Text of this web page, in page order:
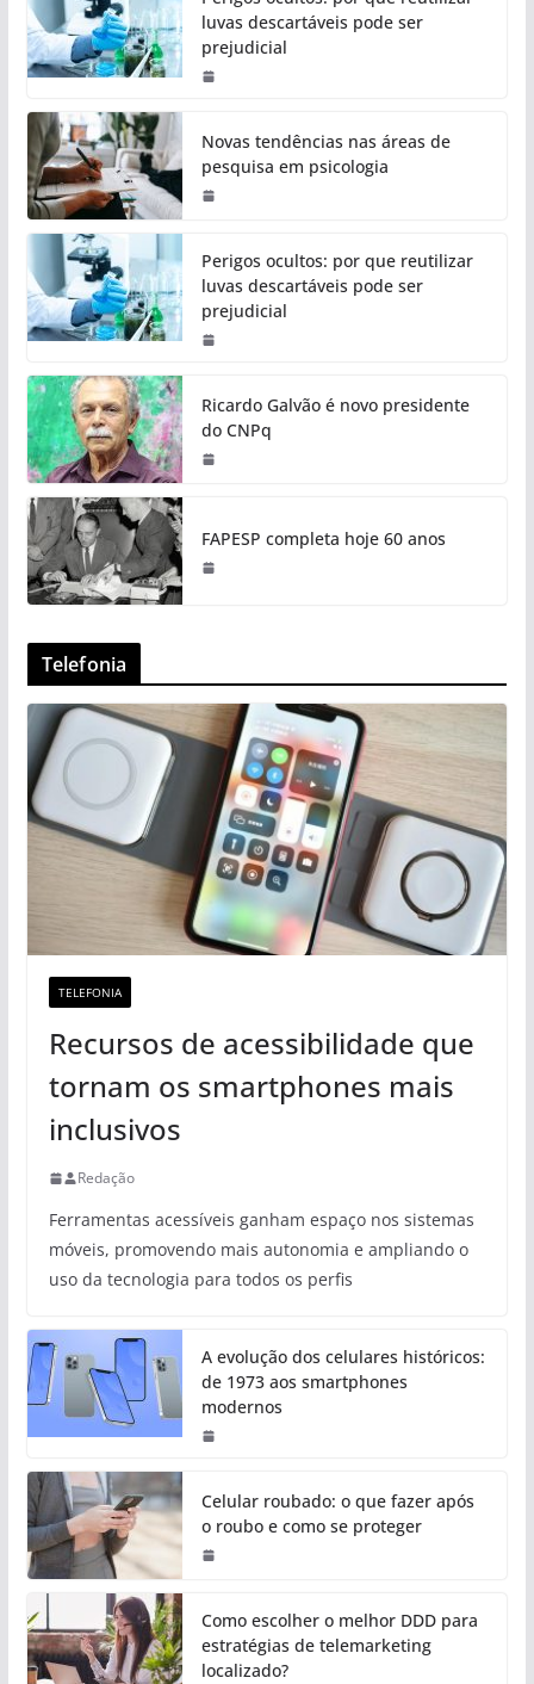
luvas descartáveis pode ser
prejudicial
Novas tendências nas áreas de
pesquisa em psicologia
Perigos ocultos: por que reutilizar
luvas descartáveis pode ser
prejudicial
Ricardo Galvão é novo presidente
do CNPq
FAPESP completa hoje 60 anos
Telefonia
TELEFONIA
Recursos de acessibilidade que
tornam os smartphones mais
inclusivos
Redação
Ferramentas acessíveis ganham espaço nos sistemas
móveis, promovendo mais autonomia e ampliando o
uso da tecnologia para todos os perfis
A evolução dos celulares históricos:
de 1973 aos smartphones
modernos
Celular roubado: o que fazer após
o roubo e como se proteger
Como escolher o melhor DDD para
estratégias de telemarketing
localizado?